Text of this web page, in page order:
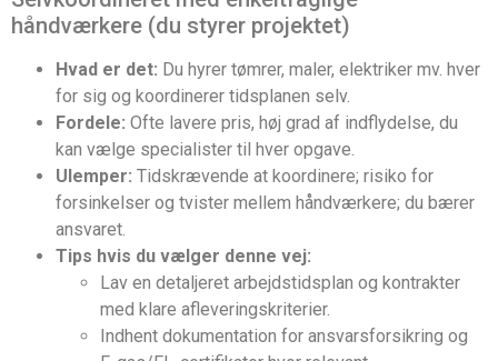
håndværkere (du styrer projektet)
Hvad er det: Du hyrer tømrer, maler, elektriker mv. hver
for sig og koordinerer tidsplanen selv.
Fordele: Ofte lavere pris, høj grad af indflydelse, du
kan vælge specialister til hver opgave.
Ulemper: Tidskrævende at koordinere; risiko for
forsinkelser og tvister mellem håndværkere; du bærer
ansvaret.
Tips hvis du vælger denne vej:
Lav en detaljeret arbejdstidsplan og kontrakter
med klare afleveringskriterier.
Indhent dokumentation for ansvarsforsikring og